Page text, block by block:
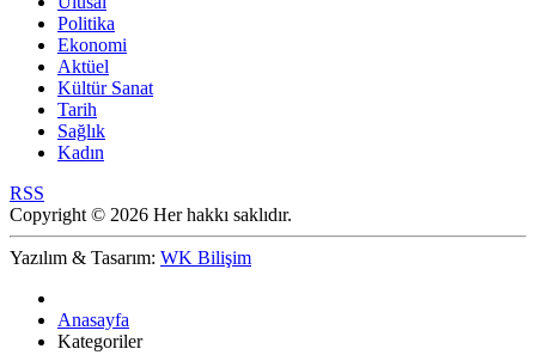
Politika
Ekonomi
Aktüel
Kültür Sanat
Tarih
Sağlık
Kadın
RSS
Copyright © 2026 Her hakkı saklıdır.
Yazılım & Tasarım: WK Bilişim
Anasayfa
Kategoriler